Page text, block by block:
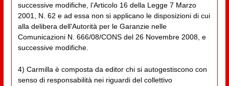
successive modifiche, l’Articolo 16 della Legge 7 Marzo
2001, N. 62 e ad essa non si applicano le disposizioni di cui
alla delibera dell'Autorità per le Garanzie nelle
Comunicazioni N. 666/08/CONS del 26 Novembre 2008, e
successive modifiche.
4) Carmilla è composta da editor chi si autogestiscono con
senso di responsabilità nei riguardi del collettivo